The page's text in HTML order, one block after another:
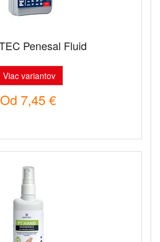
Penesal Fluid
Viac variantov
Od 7,45 €